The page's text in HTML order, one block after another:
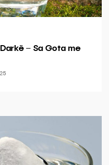
– Sa Gota me